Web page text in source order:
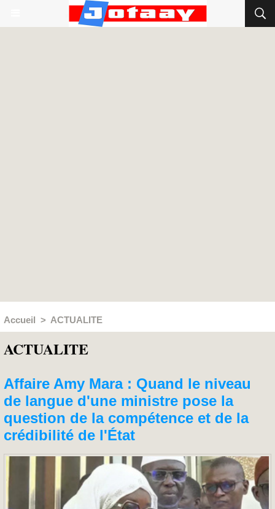
Accueil > ACTUALITE
ACTUALITE
Affaire Amy Mara : Quand le niveau
de langue d'une ministre pose la
question de la compétence et de la
crédibilité de l'État